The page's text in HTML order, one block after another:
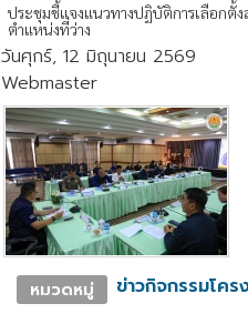
ประชุมชี้แจงแนวทางปฏิบัติการเลือกตั้
ตำแหน่งที่ว่าง
วันศุกร์, 12 มิถุนายน 2569
Webmaster
หมวดหมู่ ข่าวกิจกรรมโคร